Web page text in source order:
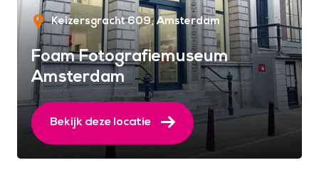
Keizersgracht 609 Amsterdam
Foam Fotografiemuseum
Amsterdam
Bekijk deze locatie